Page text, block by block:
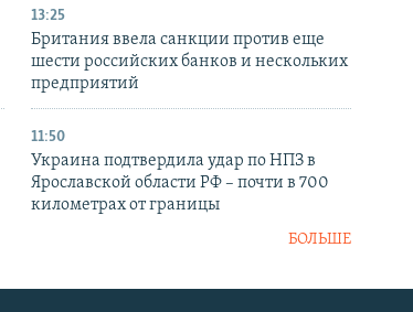
13:25
Британия ввела санкции против еще
шести российских банков и нескольких
предприятий
11:50
Украина подтвердила удар по НПЗ в
Ярославской области РФ – почти в 700
километрах от границы
БОЛЬШЕ